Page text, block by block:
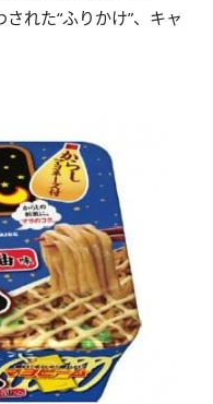
れた“ふりかけ”、キャ